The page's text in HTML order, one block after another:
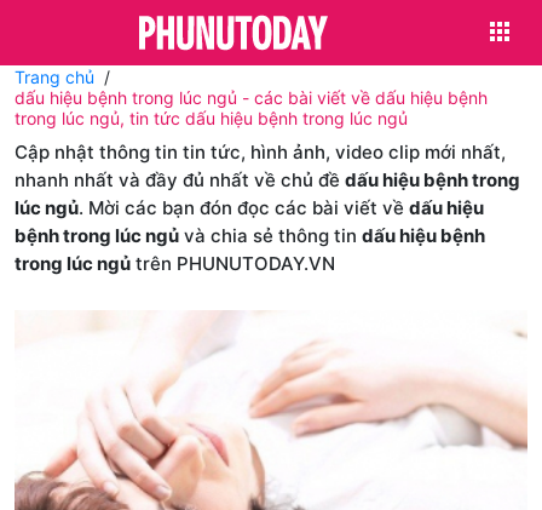
Trang chủ
dấu hiệu bệnh trong lúc ngủ - các bài viết về dấu hiệu bệnh
trong lúc ngủ, tin tức dấu hiệu bệnh trong lúc ngủ
Cập nhật thông tin tin tức, hình ảnh, video clip mới nhất,
nhanh nhất và đầy đủ nhất về chủ đề dấu hiệu bệnh trong
lúc ngủ. Mời các bạn đón đọc các bài viết về dấu hiệu
bệnh trong lúc ngủ và chia sẻ thông tin dấu hiệu bệnh
trong lúc ngủ trên PHUNUTODAY.VN